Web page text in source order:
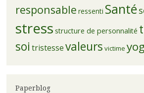
responsable ressenti Santé
stress structure de personnalité
soi tristessevaleurs victime
Paperblog